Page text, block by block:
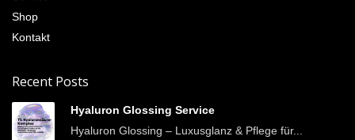
Shop
Kontakt
Recent Posts
Hyaluron Glossing Service
Hyaluron Glossing – Luxusglanz & Pflege für...